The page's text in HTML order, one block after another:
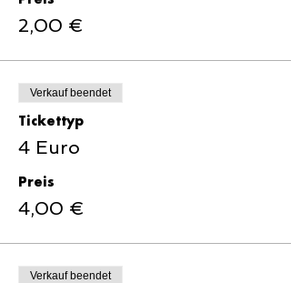
2,00 €
Verkauf beendet
Tickettyp
4 Euro
Preis
4,00 €
Verkauf beendet